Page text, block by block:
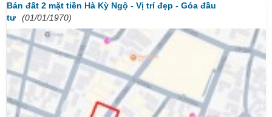
Bán đất 2 mặt tiền Hà Kỳ Ngộ - Vị trí đẹp - Góa đầu
tư
(01/01/1970)